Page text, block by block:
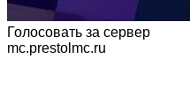
Голосовать за сервер
mc.prestolmc.ru